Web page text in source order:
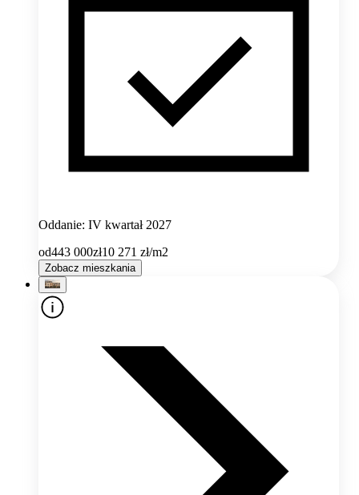
Oddanie: IV kwartał 2027
od443 000zł10 271 zł/m2
Zobacz mieszkania